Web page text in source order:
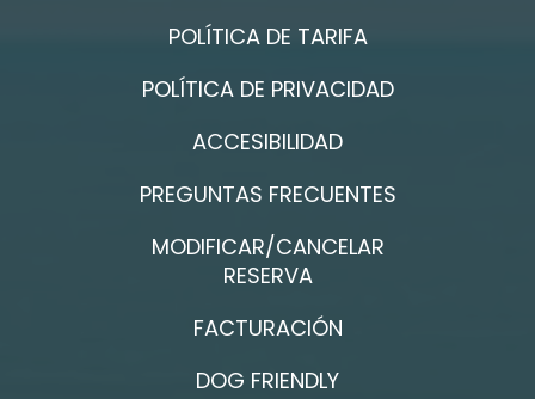
POLÍTICA DE TARIFA
POLÍTICA DE PRIVACIDAD
ACCESIBILIDAD
PREGUNTAS FRECUENTES
MODIFICAR/CANCELAR
RESERVA
FACTURACIÓN
DOG FRIENDLY